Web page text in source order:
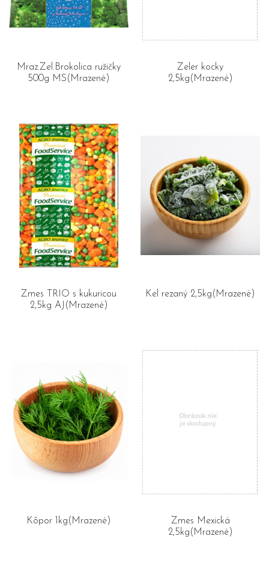
Mraz.Zel.Brokolica ružičky
500g MS(Mrazené)
Zeler kocky
2,5kg(Mrazené)
Zmes TRIO s kukuricou
2,5kg AJ(Mrazené)
Kel rezaný 2,5kg(Mrazené)
Kôpor 1kg(Mrazené)
Zmes Mexická
2,5kg(Mrazené)